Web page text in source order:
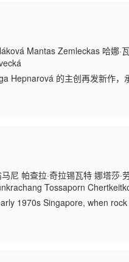
Mantas Zemleckas 哈娜·
Hepnarová 的主创再发新作
拉在布拉格陆军总部担任助理
尼 帕查拉·奇拉锡瓦特 娜塔莎
Tossaporn
Makhornsirisri Parnphirat
Wongcharat Artiwara
1970s Singapore, when